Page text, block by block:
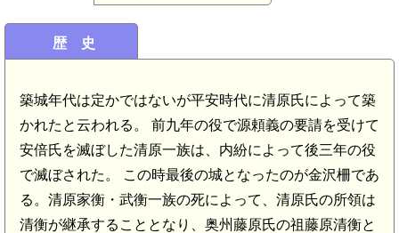
歴 史
築城年代は定かではないが平安時代に清原氏によって築
かれたと云われる。 前九年の役で源頼義の要請を受けて
安倍氏を滅ぼした清原一族は、内紛によって後三年の役
で滅ぼされた。 この時最後の城となったのが金沢柵であ
る。清原家衡・武衡一族の死によって、清原氏の所領は
清衡が継承することとなり、奥州藤原氏の祖藤原清衡と